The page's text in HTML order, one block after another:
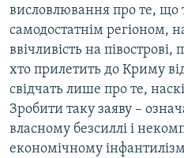
висловлювання про те, що
самодостатнім регіоном,
ввічливість на
хто прилетить до Криму
свідчать лише про те,
Зробити таку заяву –
власному безсиллі і
економічному